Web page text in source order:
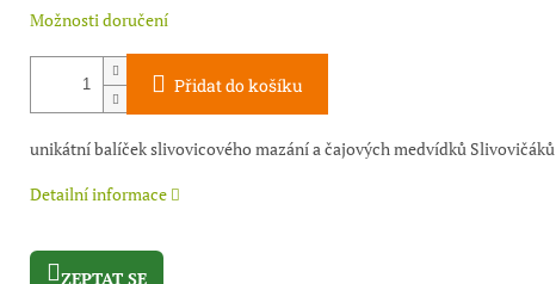
Možnosti doručení
Přidat do košíku
unikátní balíček slivovicového mazání a čajových medvídků Slivovičáků
Detailní informace
ZEPTAT SE